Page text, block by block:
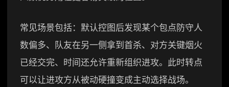
常见场景包括：默认控图后发现某个包点防守人
数偏多、队友在另一侧拿到首杀、对方关键烟火
已经交完、时间还允许重新组织进攻。此时转点
可以让进攻方从被动硬撞变成主动选择战场。